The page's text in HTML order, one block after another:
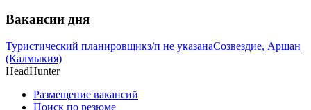
Вакансии дня
Туристический планировщикз/п не указанаСозвездие, Аршан
(Калмыкия)
HeadHunter
Размещение вакансий
Поиск по резюме